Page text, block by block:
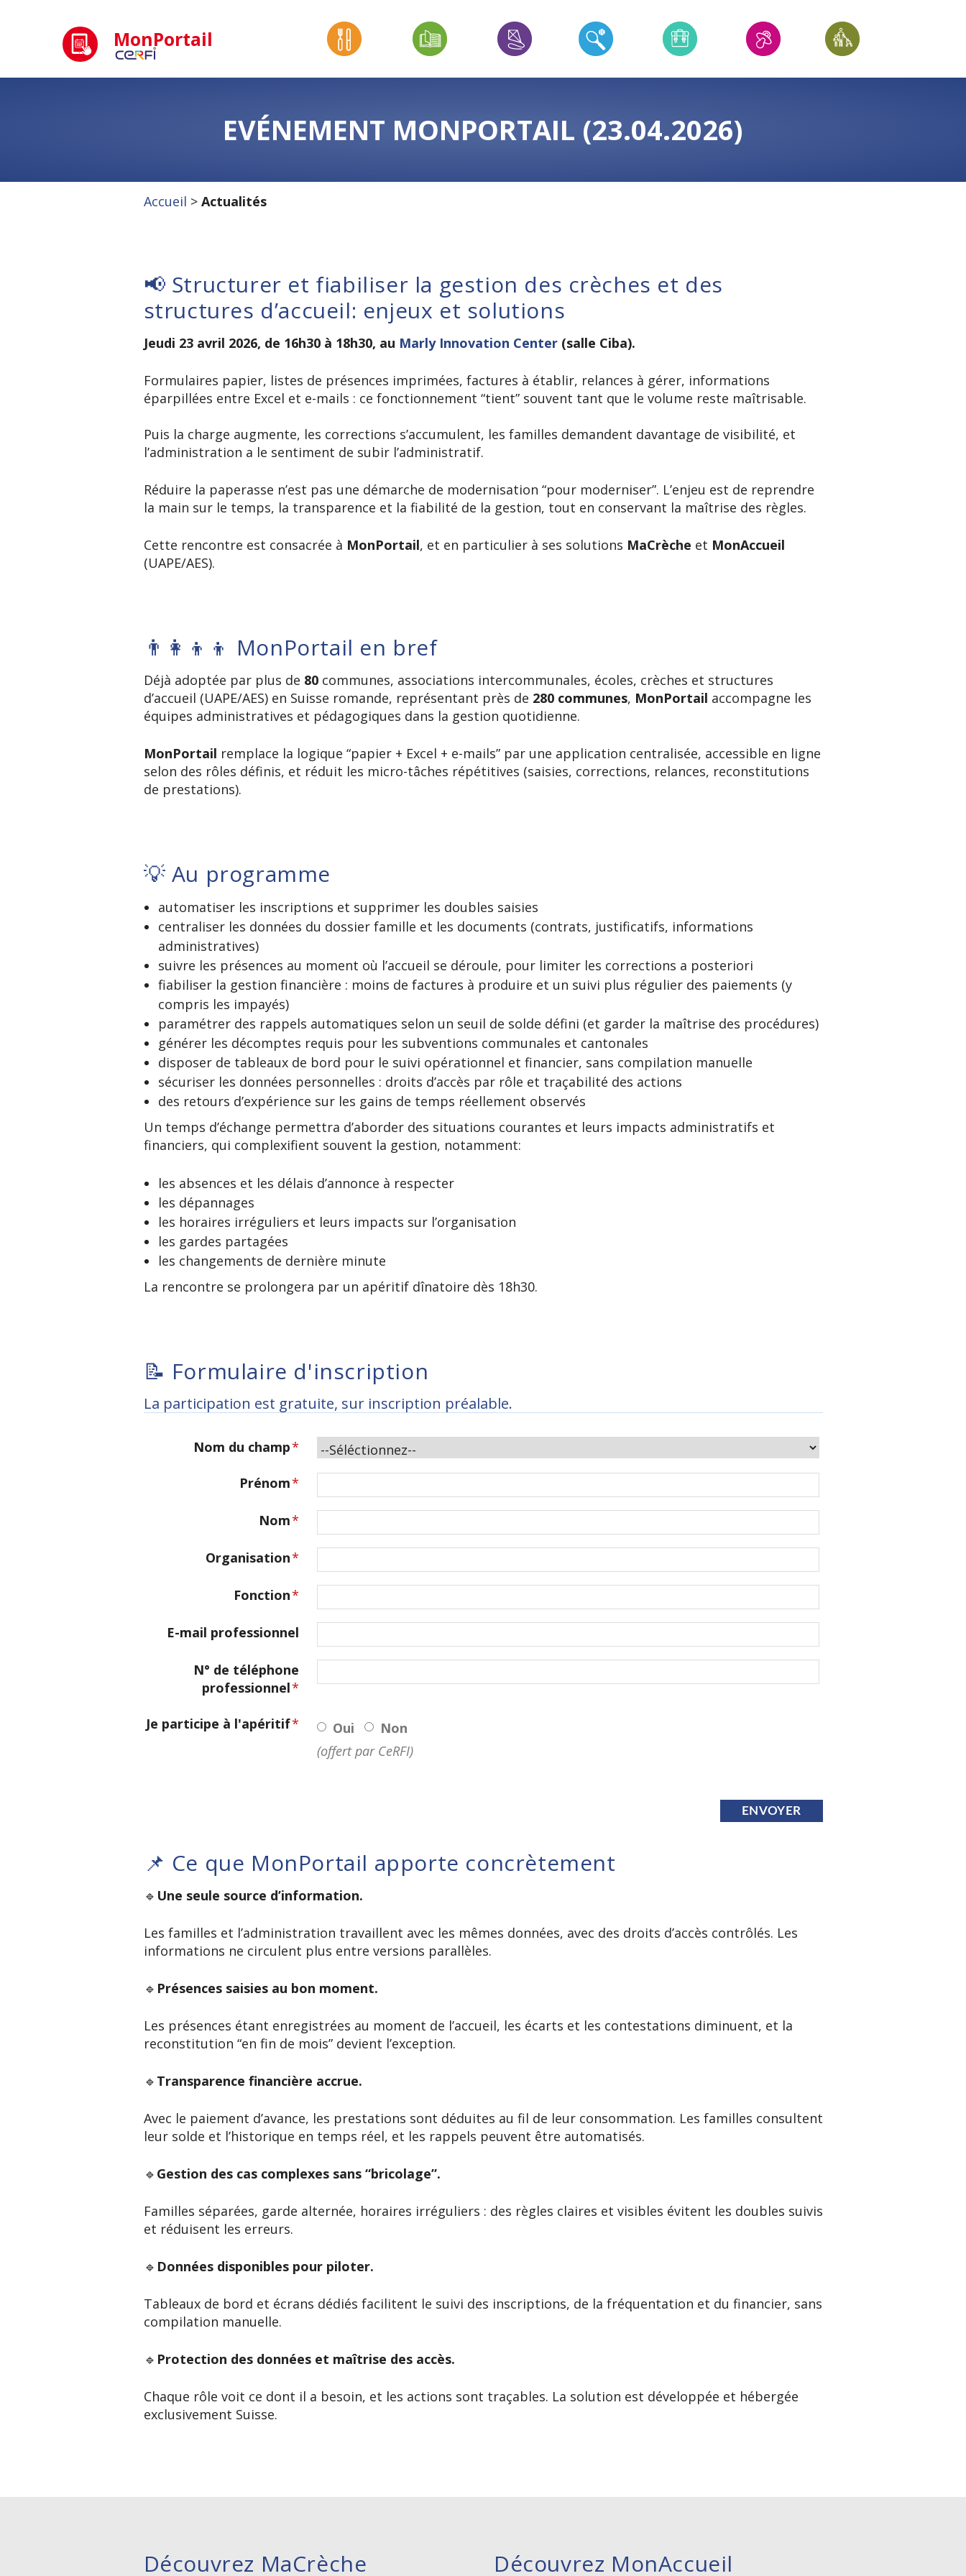
MonPortail
EVÉNEMENT MONPORTAIL (23.04.2026)
Accueil > Actualités
📢 Structurer et fiabiliser la gestion des crèches et des
structures d’accueil: enjeux et solutions
Jeudi 23 avril 2026, de 16h30 à 18h30, au Marly Innovation Center(salle Ciba).
Formulaires papier, listes de présences imprimées, factures à établir, relances à gérer, informations
éparpillées entre Excel et e-mails : ce fonctionnement “tient” souvent tant que le volume reste maîtrisable.
Puis la charge augmente, les corrections s’accumulent, les familles demandent davantage de visibilité, et
l’administration a le sentiment de subir l’administratif.
Réduire la paperasse n’est pas une démarche de modernisation “pour moderniser”. L’enjeu est de reprendre
la main sur le temps, la transparence et la fiabilité de la gestion, tout en conservant la maîtrise des règles.
Cette rencontre est consacrée à MonPortail, et en particulier à ses solutions MaCrèche et MonAccueil
(UAPE/AES).
👨‍👩‍👦‍👦 MonPortail en bref
Déjà adoptée par plus de 80communes, associations intercommunales, écoles, crèches et structures
d’accueil (UAPE/AES) en Suisse romande, représentant près de 280 communes, MonPortail accompagne les
équipes administratives et pédagogiques dans la gestion quotidienne.
MonPortail remplace la logique “papier + Excel + e-mails” par une application centralisée, accessible en ligne
selon des rôles définis, et réduit les micro-tâches répétitives (saisies, corrections, relances, reconstitutions
de prestations).
💡 Au programme
automatiser les inscriptions et supprimer les doubles saisies
centraliser les données du dossier famille et les documents (contrats, justificatifs, informations
administratives)
suivre les présences au moment où l’accueil se déroule, pour limiter les corrections a posteriori
fiabiliser la gestion financière : moins de factures à produire et un suivi plus régulier des paiements (y
compris les impayés)
paramétrer des rappels automatiques selon un seuil de solde défini (et garder la maîtrise des procédures)
générer les décomptes requis pour les subventions communales et cantonales
disposer de tableaux de bord pour le suivi opérationnel et financier, sans compilation manuelle
sécuriser les données personnelles : droits d’accès par rôle et traçabilité des actions
des retours d’expérience sur les gains de temps réellement observés
Un temps d’échange permettra d’aborder des situations courantes et leurs impacts administratifs et
financiers, qui complexifient souvent la gestion, notamment:
les absences et les délais d’annonce à respecter
les dépannages
les horaires irréguliers et leurs impacts sur l’organisation
les gardes partagées
les changements de dernière minute
La rencontre se prolongera par un apéritif dînatoire dès 18h30.
📝 Formulaire d'inscription
La participation est gratuite, sur inscription préalable.
Nom du champ*
Prénom*
Nom*
Organisation*
Fonction*
E-mail professionnel
N° de téléphone
professionnel*
Je participe à l'apéritif* Oui
Non
(offert par CeRFI)
ENVOYER
📌 Ce que MonPortail apporte concrètement
🔹 Une seule source d’information.
Les familles et l’administration travaillent avec les mêmes données, avec des droits d’accès contrôlés. Les
informations ne circulent plus entre versions parallèles.
🔹 Présences saisies au bon moment.
Les présences étant enregistrées au moment de l’accueil, les écarts et les contestations diminuent, et la
reconstitution “en fin de mois” devient l’exception.
🔹 Transparence financière accrue.
Avec le paiement d’avance, les prestations sont déduites au fil de leur consommation. Les familles consultent
leur solde et l’historique en temps réel, et les rappels peuvent être automatisés.
🔹 Gestion des cas complexes sans “bricolage”.
Familles séparées, garde alternée, horaires irréguliers : des règles claires et visibles évitent les doubles suivis
et réduisent les erreurs.
🔹 Données disponibles pour piloter.
Tableaux de bord et écrans dédiés facilitent le suivi des inscriptions, de la fréquentation et du financier, sans
compilation manuelle.
🔹 Protection des données et maîtrise des accès.
Chaque rôle voit ce dont il a besoin, et les actions sont traçables. La solution est développée et hébergée
exclusivement Suisse.
Découvrez MaCrèche Découvrez MonAccueil